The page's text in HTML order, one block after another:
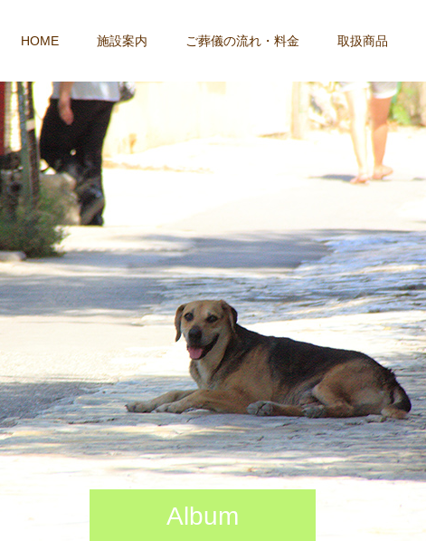
HOME 施設案内 ご葬儀の流れ・料金 取扱商品
Album